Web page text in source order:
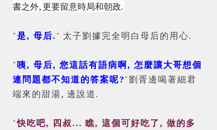
書之外, 更要留意時局和朝政.
"是, 母后." 太子劉據完全明白母后的用心.
"咦, 母后, 您這話有語病啊, 怎麼讓大哥想個
連問題都不知道的答案呢?"劉胥邊喝著細君
端來的甜湯, 邊說道.
"快吃吧, 四叔... 瞧, 這個可好吃了, 做的多